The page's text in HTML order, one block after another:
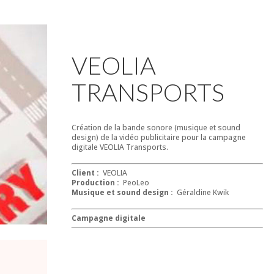
VEOLIA
TRANSPORTS
Création de la bande sonore (musique et sound
design) de la vidéo publicitaire pour la campagne
digitale VEOLIA Transports.
Client : VEOLIA
Production : PeoLeo
Musique et sound design : Géraldine Kwik
Campagne digitale